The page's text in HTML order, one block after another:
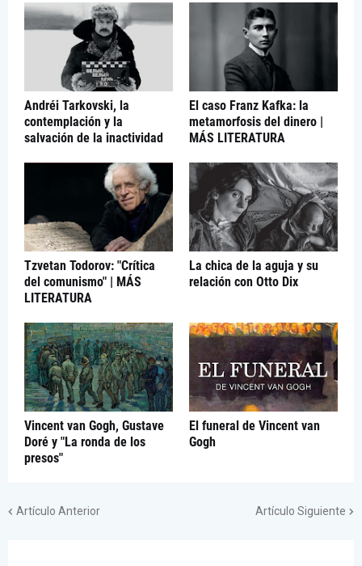
Andréi Tarkovski, la
contemplación y la
salvación de la inactividad
El caso Franz Kafka: la
metamorfosis del dinero |
MÁS LITERATURA
Tzvetan Todorov: "Crítica
del comunismo" | MÁS
LITERATURA
La chica de la aguja y su
relación con Otto Dix
Vincent van Gogh, Gustave
Doré y "La ronda de los
presos"
El funeral de Vincent van
Gogh
Artículo Anterior Artículo Siguiente